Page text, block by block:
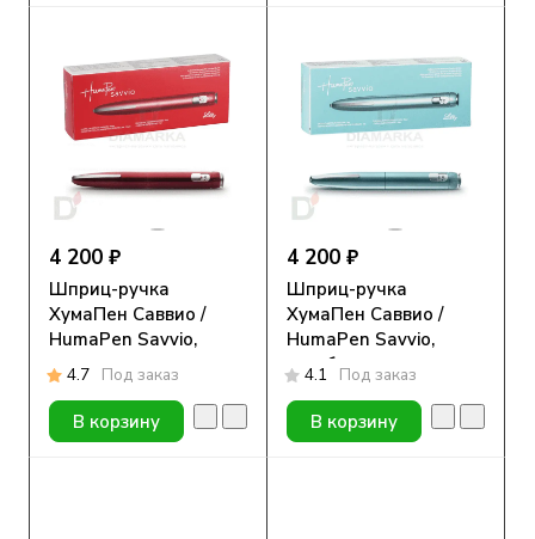
4 200 ₽
Шприц-ручка
ХумаПен Саввио /
HumaPen Savvio,
красная
4.7 Под заказ
В корзину
4 200 ₽
Шприц-ручка
ХумаПен Саввио /
HumaPen Savvio,
голубая
4.1 Под заказ
В корзину